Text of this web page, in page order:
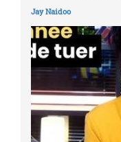
Jay Naidoo